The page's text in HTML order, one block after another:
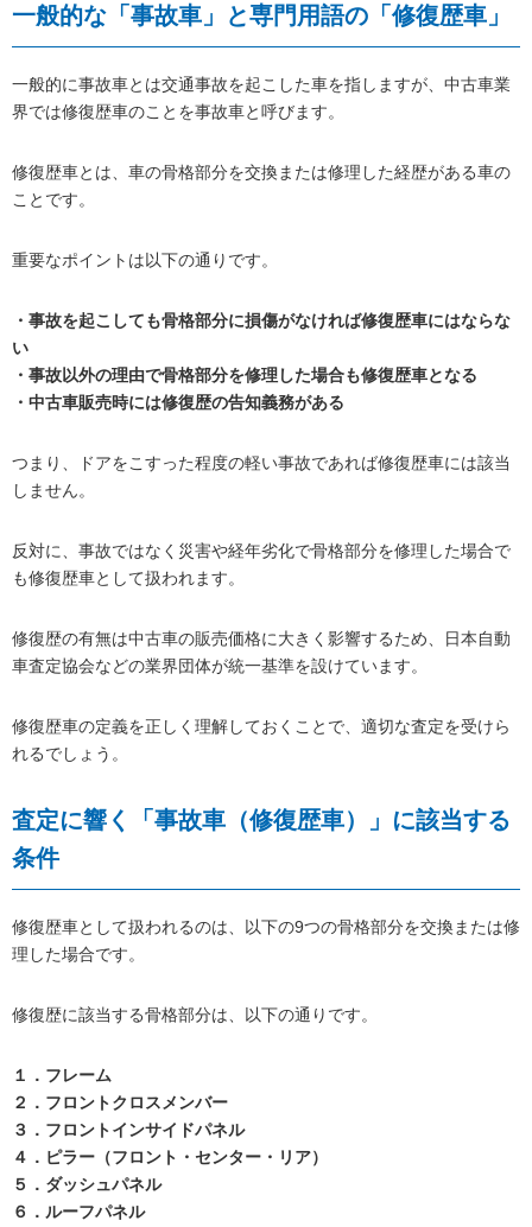
一般的な「事故車」と専門用語の「修復歴車」
一般的に事故車とは交通事故を起こした車を指しますが、中古車業
界では修復歴車のことを事故車と呼びます。
修復歴車とは、車の骨格部分を交換または修理した経歴がある車の
ことです。
重要なポイントは以下の通りです。
・事故を起こしても骨格部分に損傷がなければ修復歴車にはならな
い
・事故以外の理由で骨格部分を修理した場合も修復歴車となる
・中古車販売時には修復歴の告知義務がある
つまり、ドアをこすった程度の軽い事故であれば修復歴車には該当
しません。
反対に、事故ではなく災害や経年劣化で骨格部分を修理した場合で
も修復歴車として扱われます。
修復歴の有無は中古車の販売価格に大きく影響するため、日本自動
車査定協会などの業界団体が統一基準を設けています。
修復歴車の定義を正しく理解しておくことで、適切な査定を受けら
れるでしょう。
査定に響く「事故車（修復歴車）」に該当する
条件
修復歴車として扱われるのは、以下の9つの骨格部分を交換または修
理した場合です。
修復歴に該当する骨格部分は、以下の通りです。
１．フレーム
２．フロントクロスメンバー
３．フロントインサイドパネル
４．ピラー（フロント・センター・リア）
５．ダッシュパネル
６．ルーフパネル